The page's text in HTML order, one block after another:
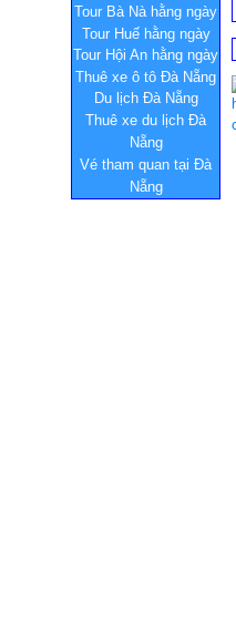
Tour Bà Nà hằng ngày
Tour Huế hằng ngày
Tour Hội An hằng ngày
Thuê xe ô tô Đà Nẵng
Du lịch Đà Nẵng
Thuê xe du lịch Đà
Nẵng
Vé tham quan tại Đà
Nẵng